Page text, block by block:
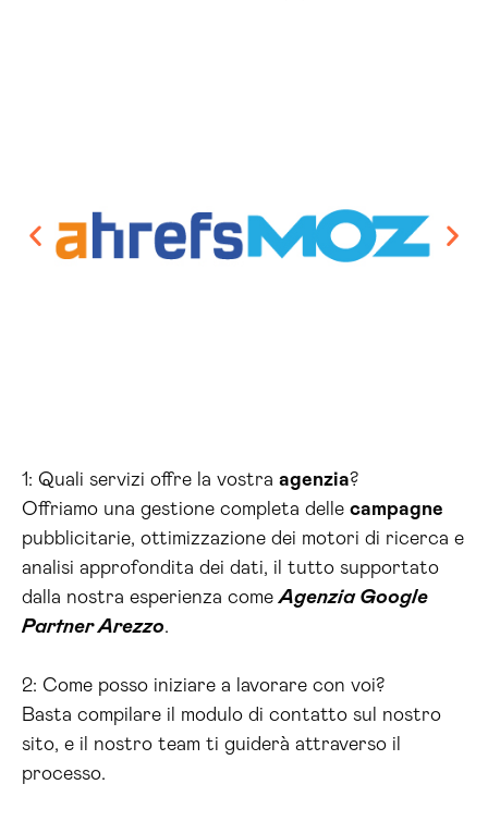
1: Quali servizi offre la vostra agenzia?
Offriamo una gestione completa delle campagne
pubblicitarie, ottimizzazione dei motori di ricerca e
analisi approfondita dei dati, il tutto supportato
dalla nostra esperienza comeAgenzia Google
Partner Arezzo.
2: Come posso iniziare a lavorare con voi?
Basta compilare il modulo di contatto sul nostro
sito, e il nostro team ti guiderà attraverso il
processo.